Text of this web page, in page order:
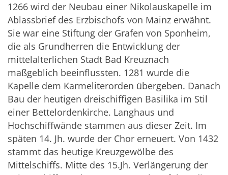
1266 wird der Neubau einer Nikolauskapelle im
Ablassbrief des Erzbischofs von Mainz erwähnt.
Sie war eine Stiftung der Grafen von Sponheim,
die als Grundherren die Entwicklung der
mittelalterlichen Stadt Bad Kreuznach
maßgeblich beeinflussten. 1281 wurde die
Kapelle dem Karmeliterorden übergeben. Danach
Bau der heutigen dreischiffigen Basilika im Stil
einer Bettelordenkirche. Langhaus und
Hochschiff­wände stammen aus dieser Zeit. Im
späten 14. Jh. wurde der Chor erneuert. Von 1432
stammt das heutige Kreuzgewölbe des
Mittelschiffs. Mitte des 15.Jh. Verlängerung der